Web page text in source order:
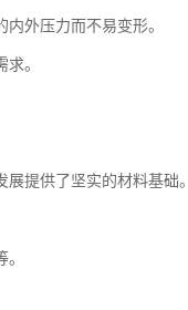
外压力而不易变形。
。
提供了坚实的材料基础。